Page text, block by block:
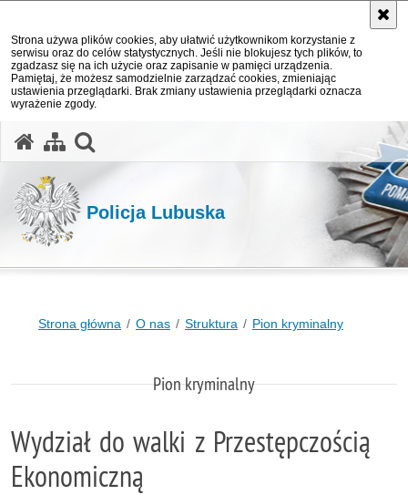
Strona używa plików cookies, aby ułatwić użytkownikom korzystanie z
serwisu oraz do celów statystycznych. Jeśli nie blokujesz tych plików, to
zgadzasz się na ich użycie oraz zapisanie w pamięci urządzenia.
Pamiętaj, że możesz samodzielnie zarządzać cookies, zmieniając
ustawienia przeglądarki. Brak zmiany ustawienia przeglądarki oznacza
wyrażenie zgody.
Policja Lubuska
Strona główna O nas Struktura Pion kryminalny
Pion kryminalny
Wydział do walki z Przestępczością
Ekonomiczną